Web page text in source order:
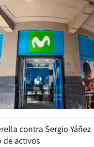
contra Sergio Yáñez
de activos